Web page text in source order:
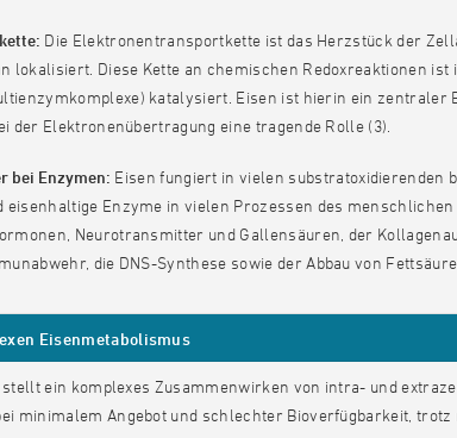
Die Elektronentransportkette ist das Herzstück der
lokalisiert. Diese Kette an chemischen Redoxreaktionen
katalysiert. Eisen ist hierin ein zentraler
der Elektronenübertragung eine tragende Rolle (3).
bei Enzymen: Eisen fungiert in vielen substratoxidierenden
eisenhaltige Enzyme in vielen Prozessen des
Neurotransmitter und Gallensäuren, der
die DNS-Synthese sowie der Abbau von
Eisenmetabolismus
ein komplexes Zusammenwirken von intra- und
minimalem Angebot und schlechter Bioverfügbarkeit,